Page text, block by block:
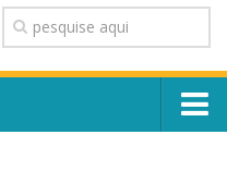
TRANSPARÊNCIA
OUVIDORIA
CONTATO